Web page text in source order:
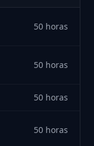
50 horas
50 horas
50 horas
50 horas